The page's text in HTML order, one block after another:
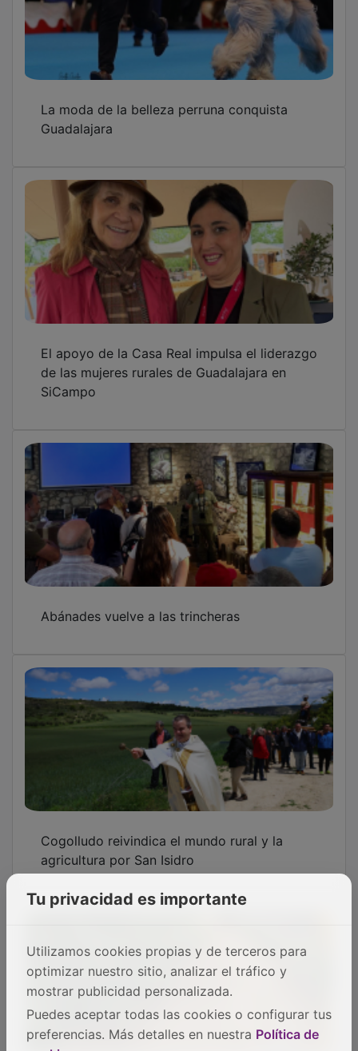
Guadalajara
de las mujeres rurales de Guadalajara en
SiCampo
agricultura por San Isidro
Tu privacidad es importante
Utilizamos cookies propias y de terceros para
optimizar nuestro sitio, analizar el tráfico y
mostrar publicidad personalizada.
Puedes aceptar todas las cookies o configurar tus
preferencias. Más detalles en nuestra Política de